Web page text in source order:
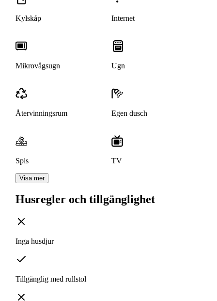
Kylskåp Internet
Mikrovågsugn Ugn
Återvinningsrum Egen dusch
Spis TV
Visa mer
Husregler och tillgänglighet
Inga husdjur
Tillgänglig med rullstol